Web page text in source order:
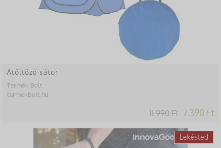
Átöltöző sátor
Termék Bolt
termekbolt.hu
11.990 Ft 7.390 Ft
Lekésted